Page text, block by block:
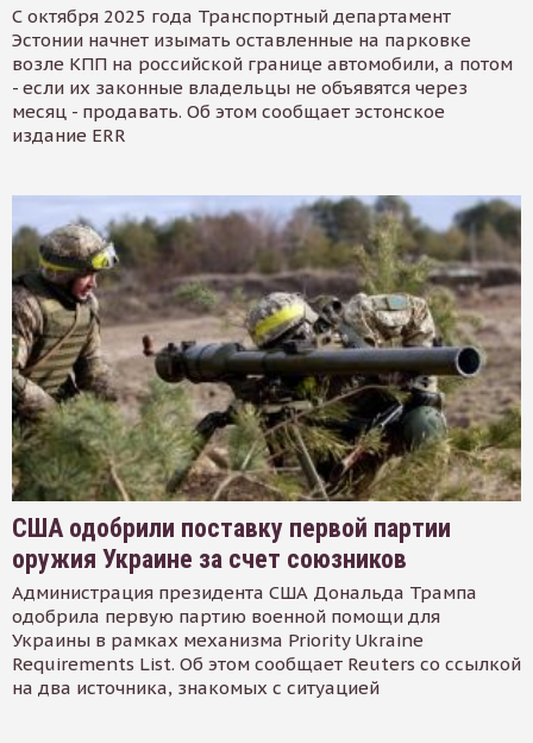
С октября 2025 года Транспортный департамент
Эстонии начнет изымать оставленные на парковке
возле КПП на российской границе автомобили, а потом
- если их законные владельцы не объявятся через
месяц - продавать. Об этом сообщает эстонское
издание ERR
США одобрили поставку первой партии
оружия Украине за счет союзников
Администрация президента США Дональда Трампа
одобрила первую партию военной помощи для
Украины в рамках механизма Priority Ukraine
Requirements List. Об этом сообщает Reuters со ссылкой
на два источника, знакомых с ситуацией